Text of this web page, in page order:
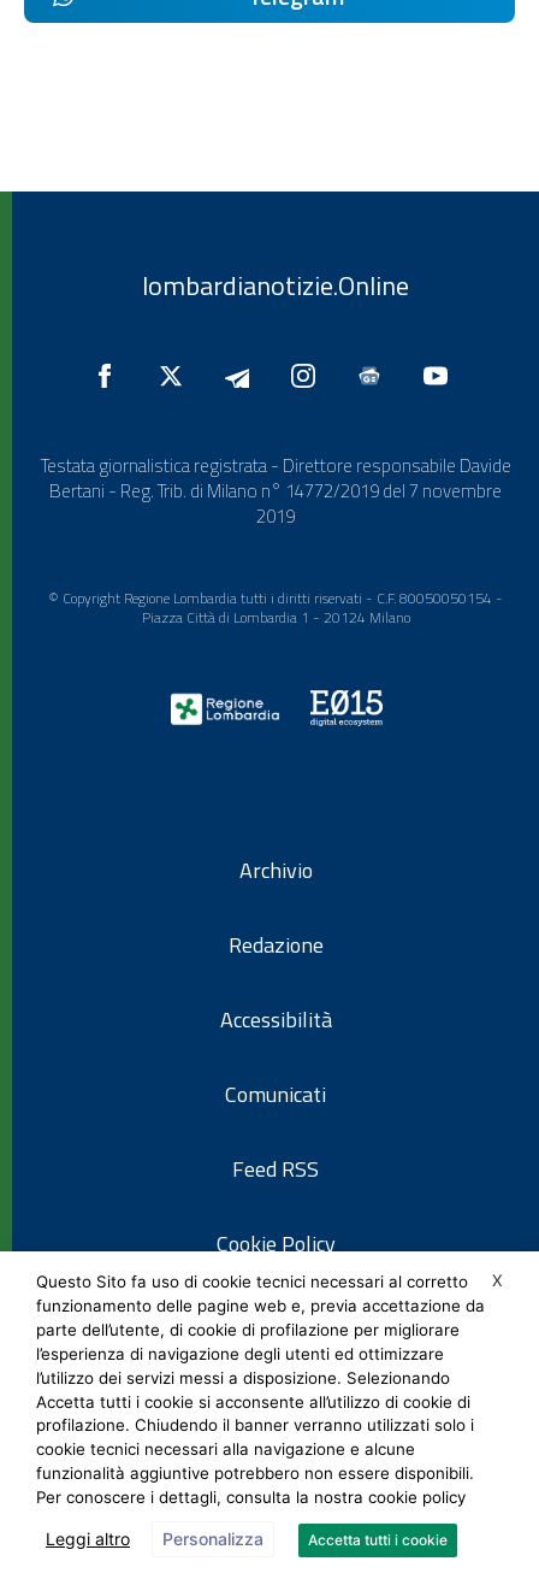
lombardianotizie.Online
Testata giornalistica registrata - Direttore responsabile Davide
Bertani - Reg. Trib. di Milano n° 14772/2019 del 7 novembre
2019
© Copyright Regione Lombardia tutti i diritti riservati - C.F. 80050050154 -
Piazza Città di Lombardia 1 - 20124 Milano
Archivio
Redazione
Accessibilità
Comunicati
Feed RSS
Cookie Policy
Informativa privacy
Note legali
Social Media Policy
X
Questo Sito fa uso di cookie tecnici necessari al corretto
funzionamento delle pagine web e, previa accettazione da
parte dell’utente, di cookie di profilazione per migliorare
l’esperienza di navigazione degli utenti ed ottimizzare
l’utilizzo dei servizi messi a disposizione. Selezionando
Accetta tutti i cookie si acconsente all’utilizzo di cookie di
profilazione. Chiudendo il banner verranno utilizzati solo i
cookie tecnici necessari alla navigazione e alcune
funzionalità aggiuntive potrebbero non essere disponibili.
Per conoscere i dettagli, consulta la nostra cookie policy
Leggi altro Personalizza Accetta tutti i cookie